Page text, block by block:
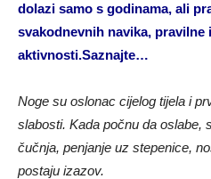
dolazi samo s godinama, ali
svakodnevnih navika, pravilne
aktivnosti.Saznajte…
Noge su oslonac cijelog tijela i
slabosti. Kada počnu da oslabe,
čučnja, penjanje uz stepenice,
postaju izazov.